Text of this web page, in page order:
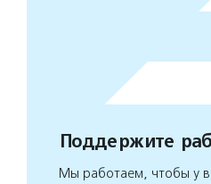
Поддержите
Мы работаем, чтобы у